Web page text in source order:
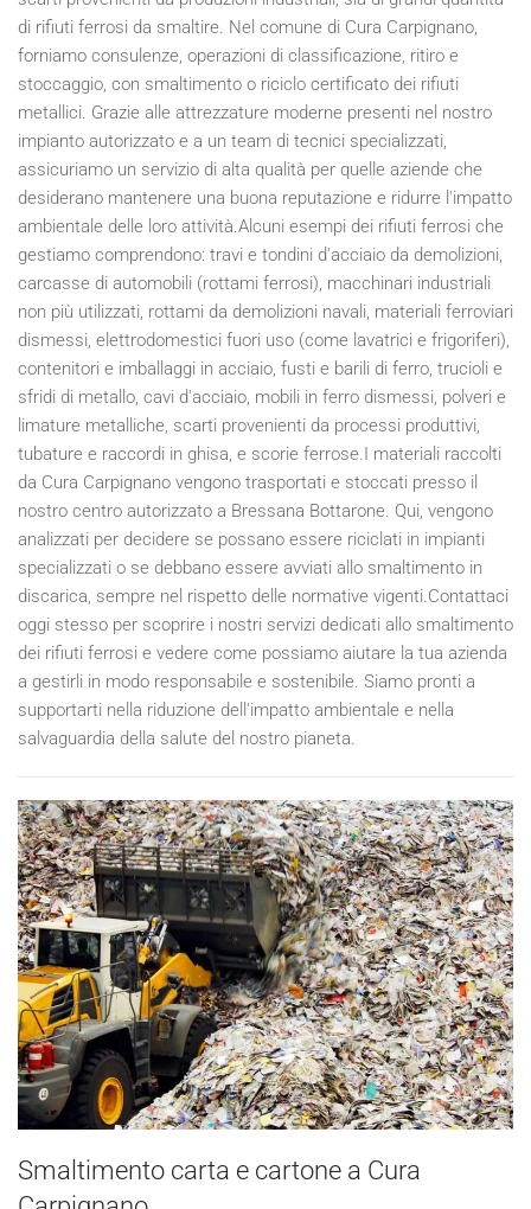
di rifiuti ferrosi da smaltire. Nel comune di Cura Carpignano,
forniamo consulenze, operazioni di classificazione, ritiro e
stoccaggio, con smaltimento o riciclo certificato dei rifiuti
metallici. Grazie alle attrezzature moderne presenti nel nostro
impianto autorizzato e a un team di tecnici specializzati,
assicuriamo un servizio di alta qualità per quelle aziende che
desiderano mantenere una buona reputazione e ridurre l'impatto
ambientale delle loro attività.Alcuni esempi dei rifiuti ferrosi che
gestiamo comprendono: travi e tondini d'acciaio da demolizioni,
carcasse di automobili (rottami ferrosi), macchinari industriali
non più utilizzati, rottami da demolizioni navali, materiali ferroviari
dismessi, elettrodomestici fuori uso (come lavatrici e frigoriferi),
contenitori e imballaggi in acciaio, fusti e barili di ferro, trucioli e
sfridi di metallo, cavi d'acciaio, mobili in ferro dismessi, polveri e
limature metalliche, scarti provenienti da processi produttivi,
tubature e raccordi in ghisa, e scorie ferrose.I materiali raccolti
da Cura Carpignano vengono trasportati e stoccati presso il
nostro centro autorizzato a Bressana Bottarone. Qui, vengono
analizzati per decidere se possano essere riciclati in impianti
specializzati o se debbano essere avviati allo smaltimento in
discarica, sempre nel rispetto delle normative vigenti.Contattaci
oggi stesso per scoprire i nostri servizi dedicati allo smaltimento
dei rifiuti ferrosi e vedere come possiamo aiutare la tua azienda
a gestirli in modo responsabile e sostenibile. Siamo pronti a
supportarti nella riduzione dell'impatto ambientale e nella
salvaguardia della salute del nostro pianeta.
Smaltimento carta e cartone a Cura